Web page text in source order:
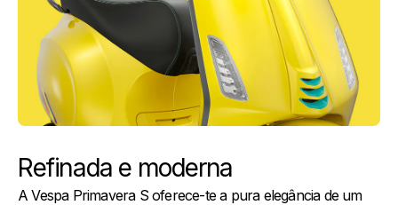
Refinada e moderna
A Vespa Primavera S oferece-te a pura elegância de um